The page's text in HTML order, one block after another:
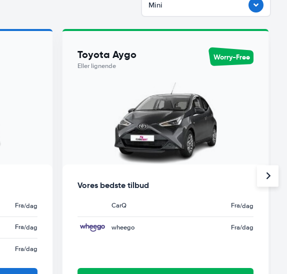
Mini
Fra/dag
Fra/dag
Fra/dag
Toyota Aygo
Eller lignende
Worry-Free
Vores bedste tilbud
CarQ Fra/dag
wheego Fra/dag